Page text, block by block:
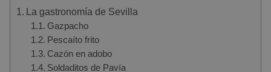
La gastronomía de Sevilla
Gazpacho
Pescaíto frito
Cazón en adobo
Soldaditos de Pavía